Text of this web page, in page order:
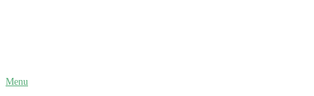
Menu